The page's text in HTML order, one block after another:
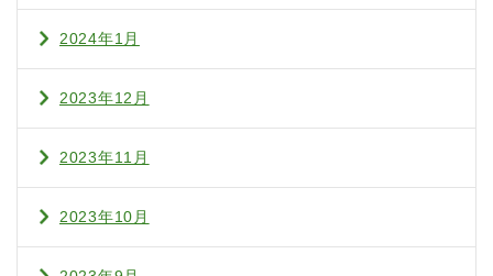
2024年1月
2023年12月
2023年11月
2023年10月